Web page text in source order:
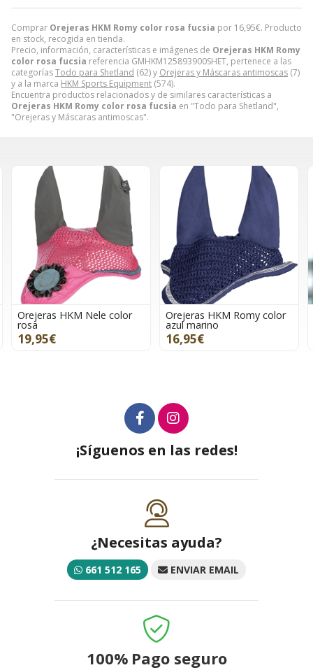
Comprar Orejeras HKM Romy color rosa fucsia por 16,95€. Producto
en stock, recogida en tienda.
Precio, información, características e imágenes de Orejeras HKM Romy
color rosa fucsia referencia GMHKM125893900SHET, pertenece a las
categoríasTodo para Shetland (62) y Orejeras y Máscaras antimoscas (7)
y a la marca HKM Sports Equipment (574).
Encuentra productos relacionados y de similares características a
Orejeras HKM Romy color rosa fucsia en "Todo para Shetland",
"Orejeras y Máscaras antimoscas".
Orejeras HKM Romy color
azul marino
16,95€
Orejeras HKM Romy color
petróleo
16,95€
¡Síguenos en las redes!
¿Necesitas ayuda?
661 512 165 ENVIAR EMAIL
100% Pago seguro